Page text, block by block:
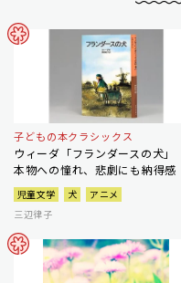
子どもの本クラシックス
ウィーダ「フランダースの犬」
本物への憧れ、悲劇にも納得感
児童文学 犬
アニメ
三辺律子